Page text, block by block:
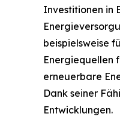
Investitionen in
beispielsweise
Energiequellen
erneuerbare
Dank seiner
Entwicklungen.